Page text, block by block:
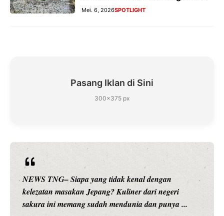
Mei. 6, 2026SPOTLIGHT
Pasang Iklan di Sini
300×375 px
NEWS TNG– Siapa sangka, dua nama besar di dunia
hiburan, Nunung Srimulat dan Vicky Prasetyo, kini
merambah dunia kuliner dengan ...